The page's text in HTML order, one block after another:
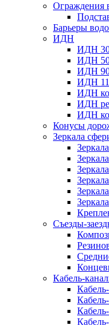
Ограждения
Барьеры
ИДН
ИДН
ИДН
ИДН
ИДН
ИДН
ИДН
ИДН
Конусы
Зеркала
Съезды-
Кабель-